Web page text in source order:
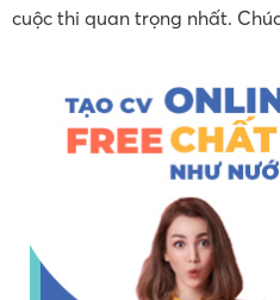
cuộc thi quan trọng nhất.